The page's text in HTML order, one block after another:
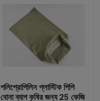
পলিপ্রোপিলিন প্লাস্টিক পিপি
বোনা ব্যাগ কৃষির জন্য 25 কেজি